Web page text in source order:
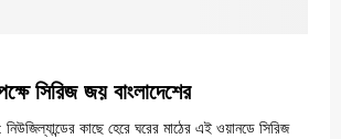
সিরিজ জয় বাংলাদেশের
কাছে হেরে ঘরের মাঠের এই ওয়ানডে সিরিজ